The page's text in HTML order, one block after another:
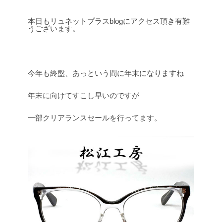
本日もリュネットプラスblogにアクセス頂き有難
うございます。
今年も終盤、あっという間に年末になりますね
年末に向けてすこし早いのですが
一部クリアランスセールを行ってます。